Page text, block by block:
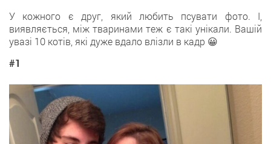
У кожного є друг, який любить псувати фото. І,
виявляється, між тваринами теж є такі унікали. Вашій
увазі 10 котів, які дуже вдало влізли в кадр 😀
#1